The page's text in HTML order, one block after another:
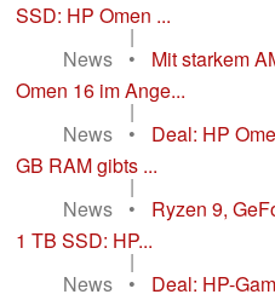
SSD: HP Omen ...
|
News
•
Mit starkem
Omen 16 im Ange...
|
News
•
Deal: HP
GB RAM gibts ...
|
News
•
Ryzen 9,
1 TB SSD: HP...
|
News
•
Deal: HP-